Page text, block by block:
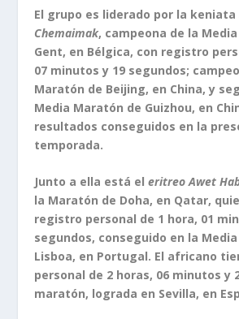
El grupo es liderado por la keniata
Chemaimak, campeona de la
Gent, en Bélgica, con registro
07 minutos y 19 segundos;
Maratón de Beijing, en China, y
Media Maratón de Guizhou, en
resultados conseguidos en la
temporada.
Junto a ella está eleritreo Awet
la Maratón de Doha, en Qatar,
registro personal de 1 hora, 01
segundos, conseguido en la
Lisboa, en Portugal. El africano
personal de 2 horas, 06 minutos y
maratón, lograda en Sevilla, en